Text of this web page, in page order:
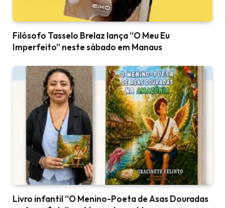
Filósofo Tasselo Brelaz lança “O Meu Eu
Imperfeito” neste sábado em Manaus
Livro infantil “O Menino-Poeta de Asas Douradas